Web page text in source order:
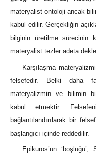
materyalist ontoloji ancak
kabul edilir. Gerçekliğin
bilginin üretilme sürecinin
materyalist tezler adeta
Karşılaşma
felsefedir. Belki daha
materyalizmin ve bilimin
kabul etmektir.
bağlantılandırılarak bir
başlangıcı içinde reddedilir.
Epikuros’un